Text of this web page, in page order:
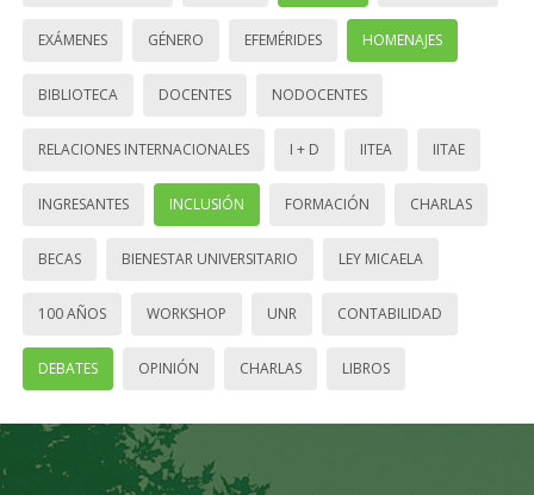
EXÁMENES GÉNERO EFEMÉRIDES HOMENAJES
BIBLIOTECA DOCENTES NODOCENTES
RELACIONES INTERNACIONALES I + D IITEA IITAE
INGRESANTES INCLUSIÓN FORMACIÓN CHARLAS
BECAS BIENESTAR UNIVERSITARIO LEY MICAELA
100 AÑOS WORKSHOP UNR CONTABILIDAD
DEBATES OPINIÓN CHARLAS LIBROS